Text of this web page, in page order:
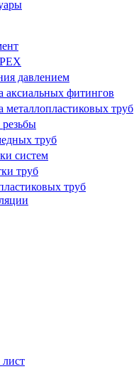
давлением
аксиальных фитингов
труб
труб
систем
труб
труб